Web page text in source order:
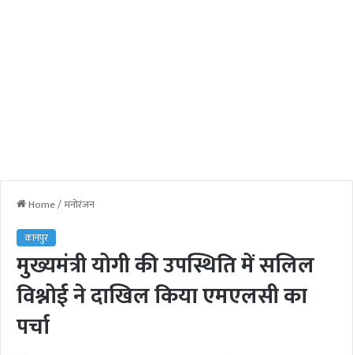
Home/मनोरंजन
कानपुर
मुख्यमंत्री योगी की उपस्थिति में सलिल
विश्नोई ने दाखिल किया एमएलसी का
पर्चा